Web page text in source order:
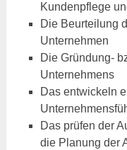
Kundenpflege
Die Beurteilung
Unternehmen
Die Gründung-
Unternehmens
Das entwickeln
Das prüfen der
die Planung der